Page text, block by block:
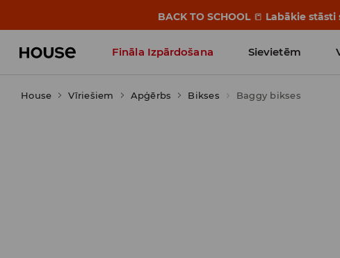
BACK TO SCHOOL 📒 Labākie
Fināla Izpārdošana Sievietēm
Influencers' Faves
House Vīriešiem Apģērbs Bikses Baggy bikses